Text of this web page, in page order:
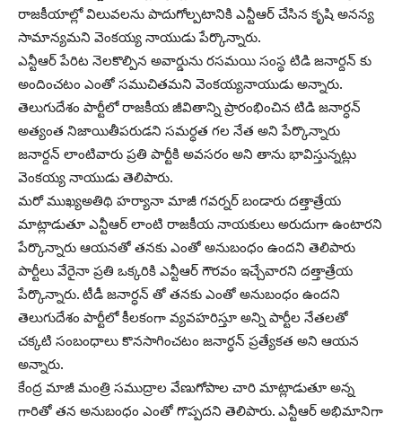
రాజకీయాల్లో విలువలను పాదుగోల్పటానికి ఎన్టీఆర్ చేసిన కృషి అనన్య
సామాన్యమని వెంకయ్య నాయుడు పేర్కొన్నారు.
ఎన్టీఆర్ పేరిట నెలకొల్పిన అవార్డును రసమయి సంస్థ టిడి జనార్దన్ కు
అందించటం ఎంతో సముచితమని వెంకయ్యనాయుడు అన్నారు.
తెలుగుదేశం పార్టీలో రాజకీయ జీవితాన్ని ప్రారంభించిన టిడి జనార్ధన్
అత్యంత నిజాయితీపరుడని సమర్ధత గల నేత అని పేర్కొన్నారు
జనార్దన్ లాంటివారు ప్రతి పార్టీకి అవసరం అని తాను భావిస్తున్నట్లు
వెంకయ్య నాయుడు తెలిపారు.
మరో ముఖ్యఅతిథి హర్యానా మాజీ గవర్నర్ బండారు దత్తాత్రేయ
మాట్లాడుతూ ఎన్టీఆర్ లాంటి రాజకీయ నాయకులు అరుదుగా ఉంటారని
పేర్కొన్నారు ఆయనతో తనకు ఎంతో అనుబంధం ఉందని తెలిపారు
పార్టీలు వేరైనా ప్రతి ఒక్కరికి ఎన్టీఆర్ గౌరవం ఇచ్చేవారని దత్తాత్రేయ
పేర్కొన్నారు. టీడీ జనార్ధన్ తో తనకు ఎంతో అనుబంధం ఉందని
తెలుగుదేశం పార్టీలో కీలకంగా వ్యవహరిస్తూ అన్ని పార్టీల నేతలతో
చక్కటి సంబంధాలు కొనసాగించటం జనార్ధన్ ప్రత్యేకత అని ఆయన
అన్నారు.
కేంద్ర మాజీ మంత్రి సముద్రాల వేణుగోపాల చారి మాట్లాడుతూ అన్న
గారితో తన అనుబంధం ఎంతో గొప్పదని తెలిపారు. ఎన్టీఆర్ అభిమానిగా